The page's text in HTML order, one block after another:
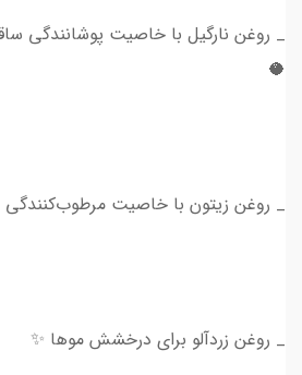
_ روغن نارگیل با خاصیت پوشانندگی
🥥
_ روغن زیتون با خاصیت مرطوب‌کنندگی 🫒
_ روغن زردآلو برای درخشش موها ✨